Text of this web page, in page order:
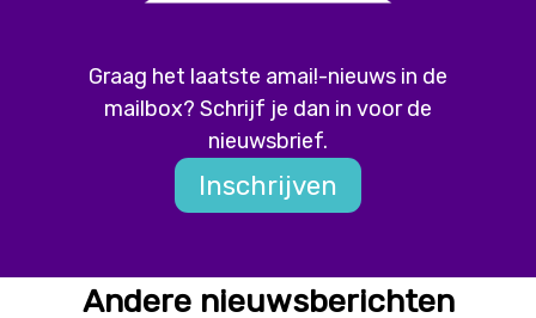
Graag het laatste amai!-nieuws in de
mailbox? Schrijf je dan in voor de
nieuwsbrief.
Inschrijven
Andere nieuwsberichten